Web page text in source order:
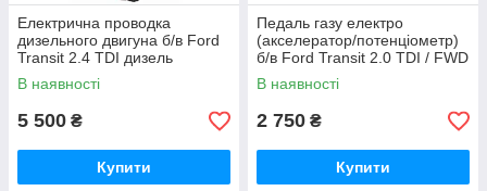
Електрична проводка
дизельного двигуна б/в Ford
Transit 2.4 TDI дизель
(120PS) / RWD задній привод
Форд Транзіт 2000-2006
В наявності
5 500 ₴
Купити
Педаль газу електро
(акселератор/потенціометр)
б/в Ford Transit 2.0 TDI / FWD
дизель Форд Транзіт 2000-
2006, YC159F836BC
В наявності
2 750 ₴
Купити